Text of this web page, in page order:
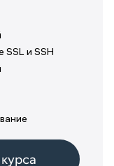
и SSH